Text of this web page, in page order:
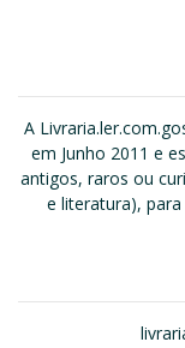
A
em Junho 2011 e
antigos, raros ou
e literatura),